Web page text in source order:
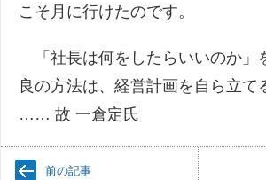
こそ月に行けたのです。
「社長は何をしたらいいのか」
良の方法は、経営計画を自ら立て
…… 故 一倉定氏
前の記事